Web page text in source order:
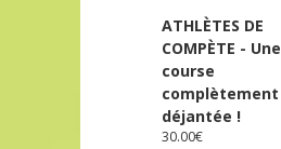
ATHLÈTES DE
COMPÈTE - Une
course
complètement
déjantée !
30.00€